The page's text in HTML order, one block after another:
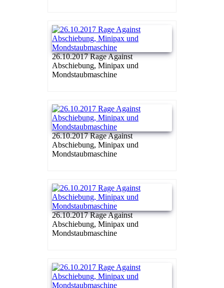
26.10.2017 Rage Against
Abschiebung, Minipax und
Mondstaubmaschine
26.10.2017 Rage Against
Abschiebung, Minipax und
Mondstaubmaschine
26.10.2017 Rage Against
Abschiebung, Minipax und
Mondstaubmaschine